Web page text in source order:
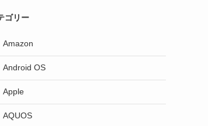
ゴリー
Amazon
Android OS
Apple
AQUOS